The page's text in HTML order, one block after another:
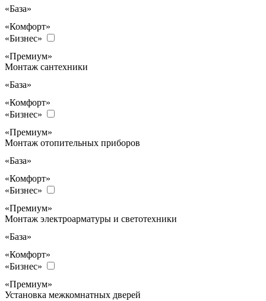
«База»
«Комфорт»
«Бизнес»
«Премиум»
Монтаж сантехники
«База»
«Комфорт»
«Бизнес»
«Премиум»
Монтаж отопительных приборов
«База»
«Комфорт»
«Бизнес»
«Премиум»
Монтаж электроарматуры и светотехники
«База»
«Комфорт»
«Бизнес»
«Премиум»
Установка межкомнатных дверей